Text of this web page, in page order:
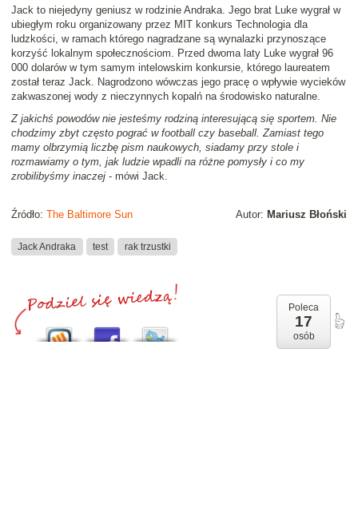
Jack to niejedyny geniusz w rodzinie Andraka. Jego brat Luke wygrał w
ubiegłym roku organizowany przez MIT konkurs Technologia dla
ludzkości, w ramach którego nagradzane są wynalazki przynoszące
korzyść lokalnym społecznościom. Przed dwoma laty Luke wygrał 96
000 dolarów w tym samym intelowskim konkursie, którego laureatem
został teraz Jack. Nagrodzono wówczas jego pracę o wpływie wycieków
zakwaszonej wody z nieczynnych kopalń na środowisko naturalne.
Z jakichś powodów nie jesteśmy rodziną interesującą się sportem. Nie
chodzimy zbyt często pograć w football czy baseball. Zamiast tego
mamy olbrzymią liczbę pism naukowych, siadamy przy stole i
rozmawiamy o tym, jak ludzie wpadli na różne pomysły i co my
zrobilibyśmy inaczej - mówi Jack.
Autor: Mariusz Błoński
Źródło: The Baltimore Sun
Jack Andraka test rak trzustki
Poleca
17
osób